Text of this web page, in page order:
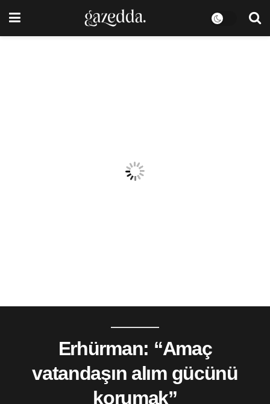
Erhürman: “Amaç
vatandaşın alım gücünü
korumak”